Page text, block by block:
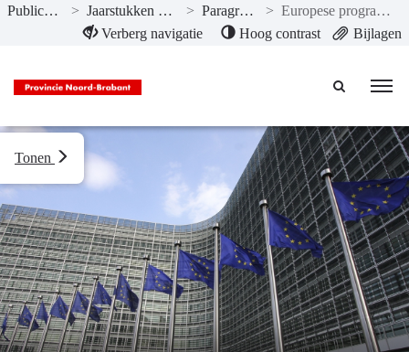
Naar hoofdinhoud
Publicaties > Jaarstukken 2020 > Paragrafen >
Europese programma's
Verberg navigatie
Hoog contrast Bijlagen
Tonen